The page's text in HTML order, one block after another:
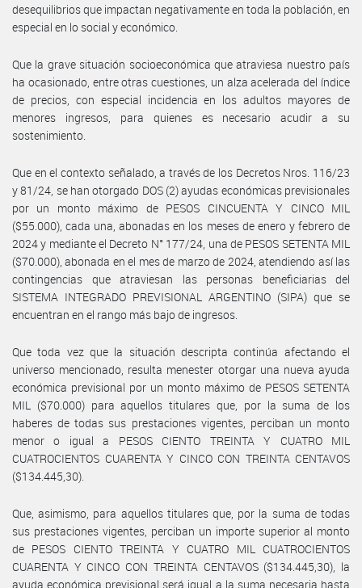
desequilibrios que impactan negativamente en toda la población, en
especial en lo social y económico.
Que la grave situación socioeconómica que atraviesa nuestro país
ha ocasionado, entre otras cuestiones, un alza acelerada del índice
de precios, con especial incidencia en los adultos mayores de
menores ingresos, para quienes es necesario acudir a su
sostenimiento.
Que en el contexto señalado, a través de los Decretos Nros. 116/23
y 81/24, se han otorgado DOS (2) ayudas económicas previsionales
por un monto máximo de PESOS CINCUENTA Y CINCO MIL
($55.000), cada una, abonadas en los meses de enero y febrero de
2024 y mediante el Decreto N° 177/24, una de PESOS SETENTA MIL
($70.000), abonada en el mes de marzo de 2024, atendiendo así las
contingencias que atraviesan las personas beneficiarias del
SISTEMA INTEGRADO PREVISIONAL ARGENTINO (SIPA) que se
encuentran en el rango más bajo de ingresos.
Que toda vez que la situación descripta continúa afectando el
universo mencionado, resulta menester otorgar una nueva ayuda
económica previsional por un monto máximo de PESOS SETENTA
MIL ($70.000) para aquellos titulares que, por la suma de los
haberes de todas sus prestaciones vigentes, perciban un monto
menor o igual a PESOS CIENTO TREINTA Y CUATRO MIL
CUATROCIENTOS CUARENTA Y CINCO CON TREINTA CENTAVOS
($134.445,30).
Que, asimismo, para aquellos titulares que, por la suma de todas
sus prestaciones vigentes, perciban un importe superior al monto
de PESOS CIENTO TREINTA Y CUATRO MIL CUATROCIENTOS
CUARENTA Y CINCO CON TREINTA CENTAVOS ($134.445,30), la
ayuda económica previsional será igual a la suma necesaria hasta